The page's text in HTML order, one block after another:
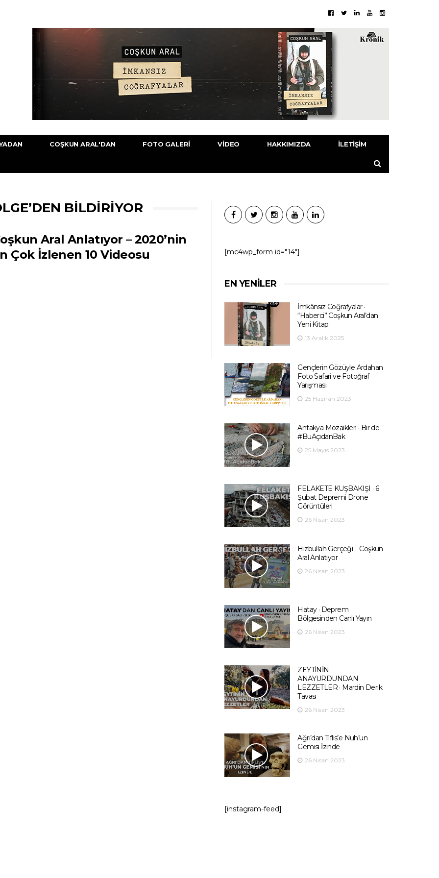
COŞKUN ARAL'DAN FOTO GALERI VIDEO HAKKIMIZDA İLETIŞIM
BILDIRIYOR
Aral Anlatıyor – 2020’nin
Çok İzlenen 10 Videosu
[mc4wp_form id="14"]
EN YENILER
İmkânsız Coğrafyalar ·
“Haberci” Coşkun Aral’dan
Yeni Kitap
13 Aralık 2025
Gençlerin Gözüyle Ardahan
Foto Safari ve Fotoğraf
Yarışması
25 Haziran 2023
Antakya Mozaikleri · Bir de
#BuAçıdanBak
25 Mayıs 2023
FELAKETE KUŞBAKIŞI · 6
Şubat Depremi Drone
Görüntüleri
26 Nisan 2023
Hizbullah Gerçeği – Coşkun
Aral Anlatıyor
26 Nisan 2023
Hatay · Deprem
Bölgesinden Canlı Yayın
26 Nisan 2023
ZEYTİNİN
ANAYURDUNDAN
LEZZETLER · Mardin Derik
Tavası
26 Nisan 2023
Ağrı’dan Tiflis’e Nuh’un
Gemisi İzinde
26 Nisan 2023
[instagram-feed]